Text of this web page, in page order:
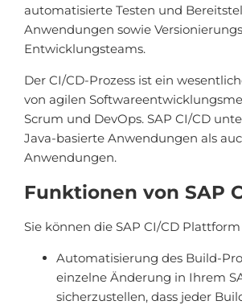
automatisierte Testen und
Anwendungen sowie
Entwicklungsteams.
Der CI/CD-Prozess ist ein
von agilen
Scrum und DevOps. SAP CI/CD
Java-basierte Anwendungen als
Anwendungen.
Funktionen von SAP
Sie können die SAP CI/CD
Automatisierung des Build-
einzelne Änderung in Ihrem
sicherzustellen, dass jeder